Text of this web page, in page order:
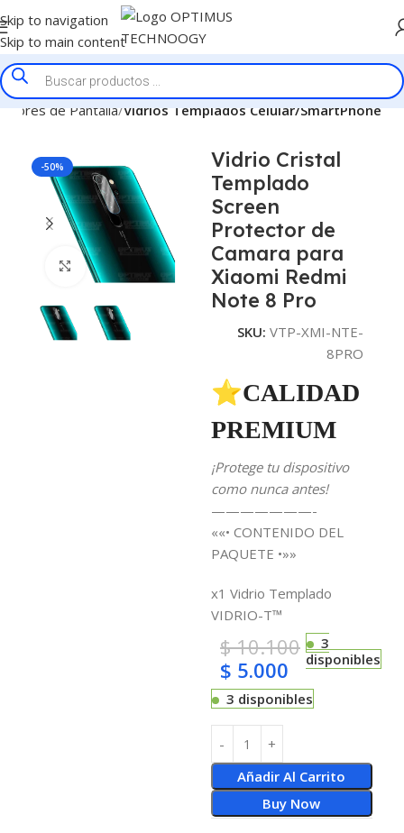
Skip to navigation
Skip to main content
de Pantalla Vidrios Templados Celular/SmartPhone
-50%
Click to enlarge
Vidrio Cristal
Templado
Screen
Protector de
Camara para
Xiaomi Redmi
Note 8 Pro
SKU: VTP-XMI-NTE-
8PRO
⭐CALIDAD
PREMIUM
¡Protege tu dispositivo
como nunca antes!
———————-
««• CONTENIDO DEL
PAQUETE •»»
x1 Vidrio Templado
VIDRIO-T™
$10.100
$ 5.000
3
disponibles
3 disponibles
Añadir Al Carrito
Buy Now